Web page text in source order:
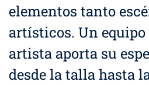
elementos tanto
artísticos. Un equipo
artista aporta su
desde la talla hasta